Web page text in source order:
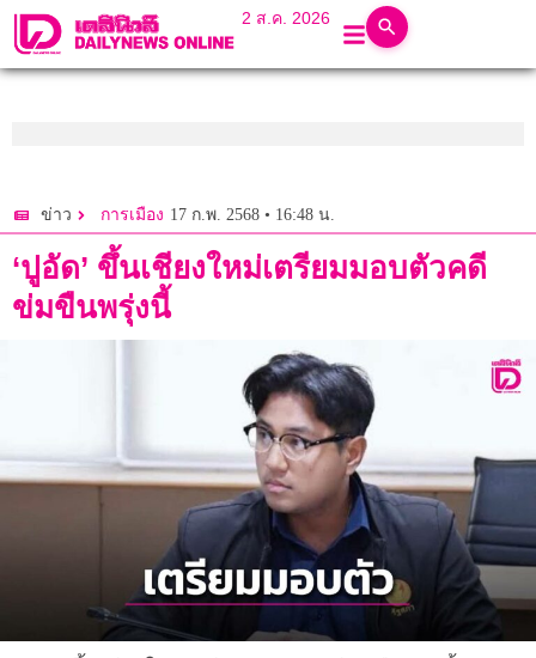
2 ส.ค. 2026
ข่าว การเมือง 17 ก.พ. 2568 • 16:48 น.
‘ปูอัด’ ขึ้นเชียงใหม่เตรียมมอบตัวคดี
ข่มขืนพรุ่งนี้